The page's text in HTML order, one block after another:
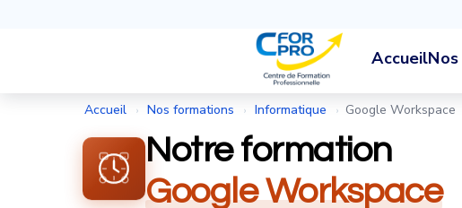
Accueil
Accueil › Nos formations › Informatique › Google Workspace
Notre formation
Google Workspace